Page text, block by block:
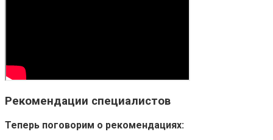
Рекомендации специалистов
Теперь поговорим о рекомендациях: